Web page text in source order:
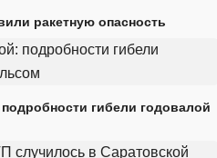
ракетную опасность
гибели годовалой